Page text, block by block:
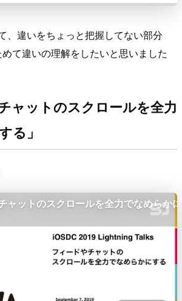
、違いをちょっと把握してない部分
て違いの理解をしたいと思いました
ャットのスクロールを全力
る」